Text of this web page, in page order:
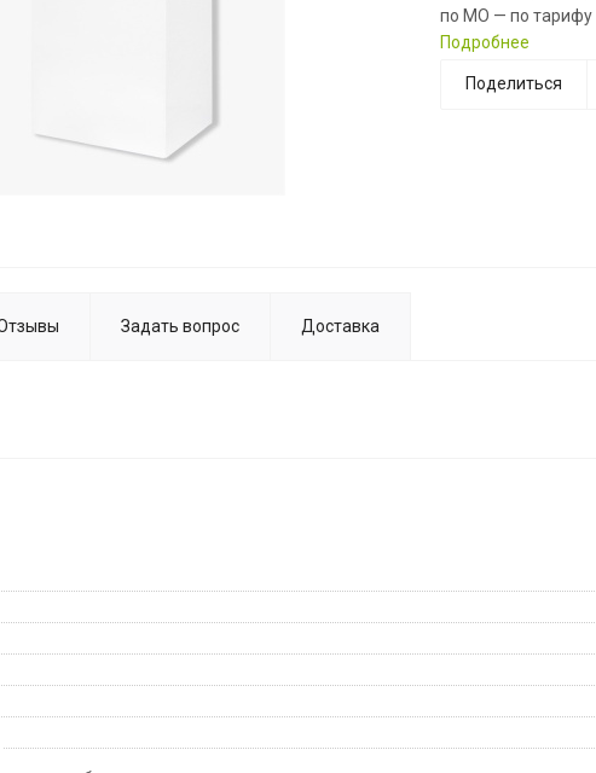
по МО — по тарифу
Подробнее
Поделиться
Задать вопрос Доставка